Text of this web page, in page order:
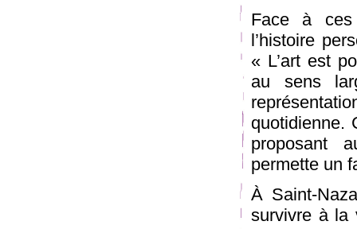
Face à ces
l’histoire
« L’art est
au sens
quotidienne.
proposant
permette un
À Saint-
survivre à la